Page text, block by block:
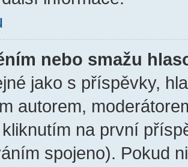
nebo smažu
jako s příspěvky,
autorem,
na první
spojeno). Pokud